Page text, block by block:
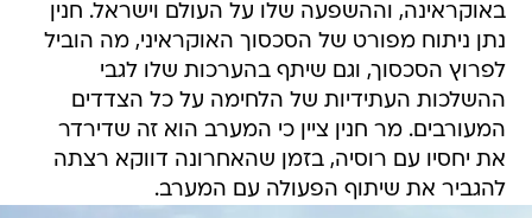
באוקראינה, וההשפעה שלו על העולם וישראל. חנין
נתן ניתוח מפורט של הסכסוך האוקראיני, מה הוביל
לפרוץ הסכסוך, וגם שיתף בהערכות שלו לגבי
ההשלכות העתידיות של הלחימה על כל הצדדים
המעורבים. מר חנין ציין כי המערב הוא זה שדירדר
את יחסיו עם רוסיה, בזמן שהאחרונה דווקא רצתה
להגביר את שיתוף הפעולה עם המערב.